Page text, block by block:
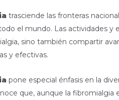
trasciende las fronteras
el mundo. Las actividades y
sino también compartir
y efectivas.
pone especial énfasis en la
que, aunque la